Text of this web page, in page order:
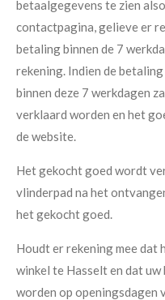
betaalgegevens te zien
contactpagina, gelieve er
betaling binnen de 7
rekening. Indien de
binnen deze 7 werkdagen
verklaard worden en het
de website.
Het gekocht goed wordt
vlinderpad na het
het gekocht goed.
Houdt er rekening mee dat
winkel te Hasselt en dat
worden op openingsdagen